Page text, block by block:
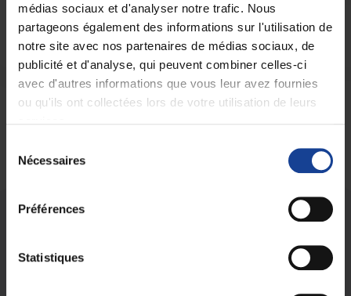
médias sociaux et d'analyser notre trafic. Nous
partageons également des informations sur l'utilisation de
notre site avec nos partenaires de médias sociaux, de
publicité et d'analyse, qui peuvent combiner celles-ci
avec d'autres informations que vous leur avez fournies
ou qu'ils ont collectées lors de votre utilisation de leurs
Nécessaires
Préférences
Statistiques
Restez informé
Vous souhaitez être informé des actualités de la
Maison des Adolescents du Haut-Rhin?
Abonnez-vous !